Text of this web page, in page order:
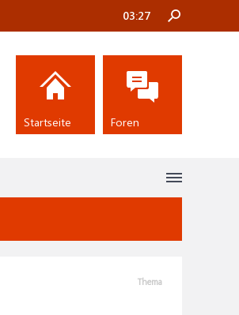
Thema
03:27
Startseite Foren